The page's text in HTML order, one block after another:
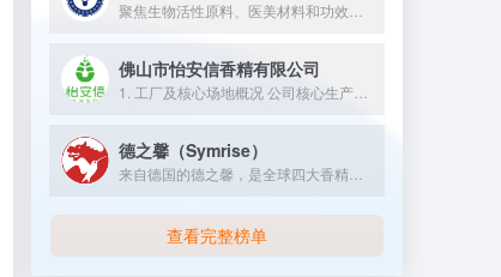
佛山市怡安信香精有限公司
德之馨（Symrise）
查看完整榜单